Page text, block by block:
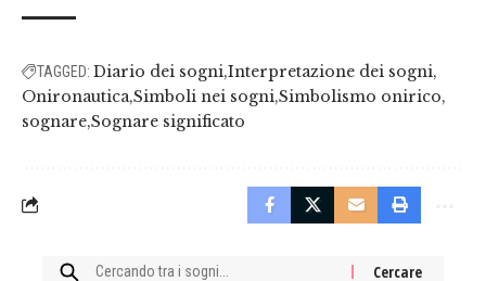
TAGGED: Diario dei sogni Interpretazione dei sogni
Onironautica Simboli nei sogni Simbolismo onirico
sognare Sognare significato
Cercare: